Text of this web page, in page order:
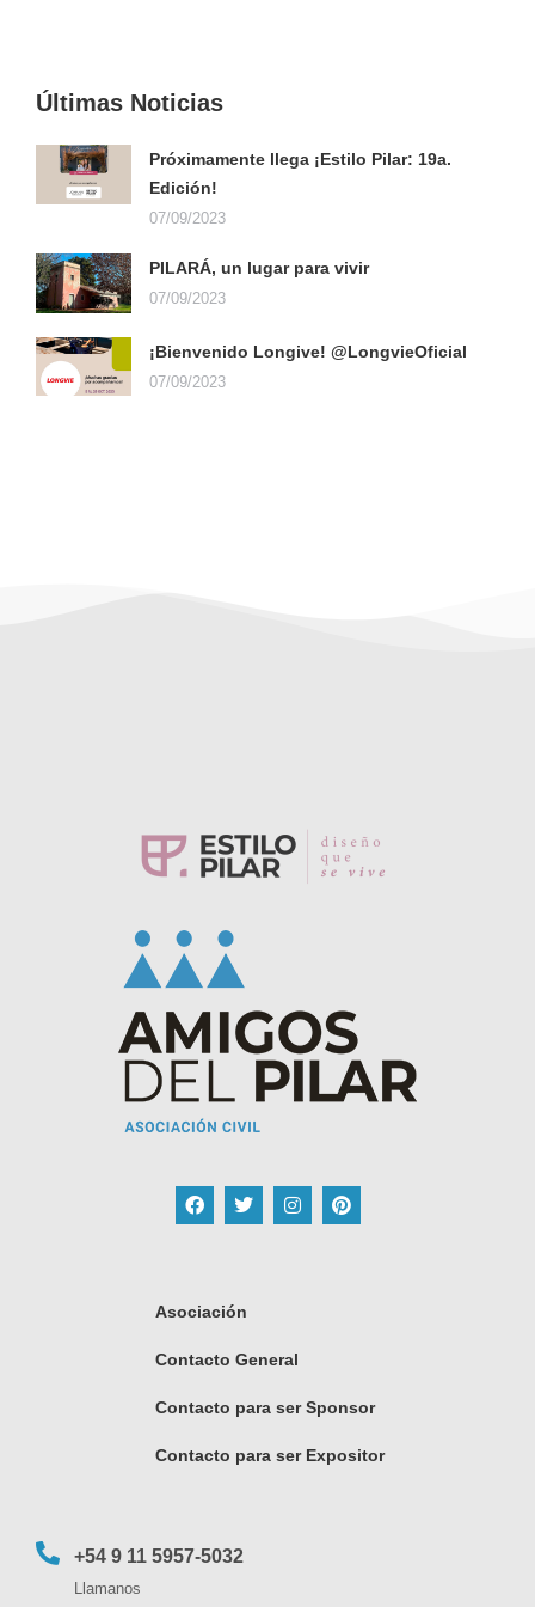
Últimas Noticias
Próximamente llega ¡Estilo Pilar: 19a.
Edición!
07/09/2023
PILARÁ, un lugar para vivir
07/09/2023
¡Bienvenido Longive! @LongvieOficial
07/09/2023
Asociación
Contacto General
Contacto para ser Sponsor
Contacto para ser Expositor
+54 9 11 5957-5032
Llamanos